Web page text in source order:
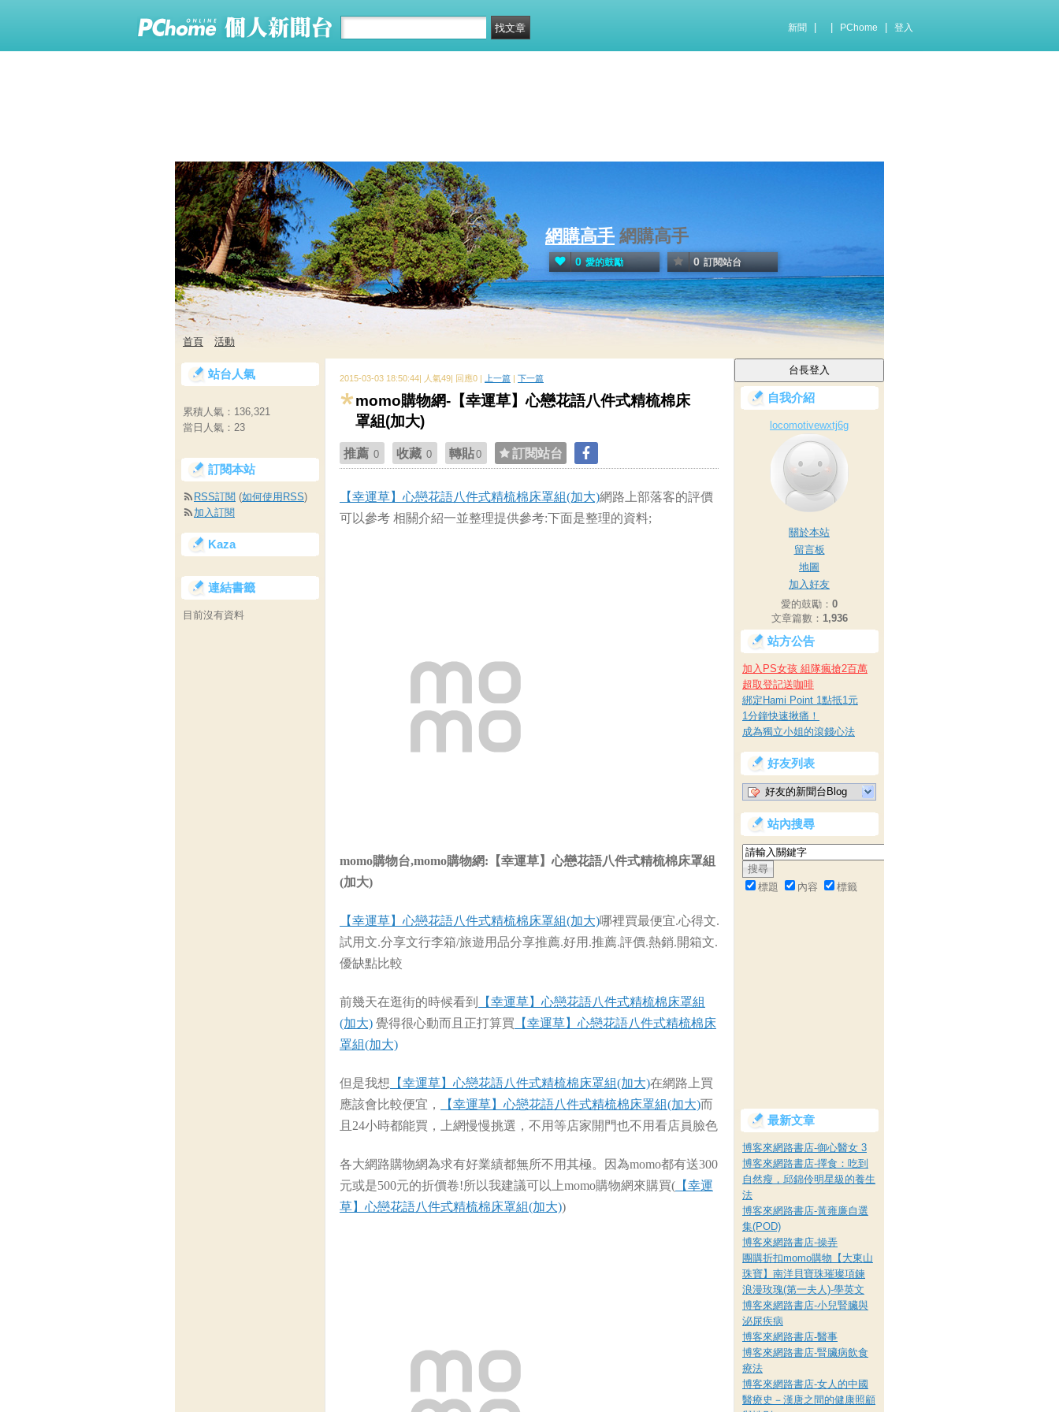
新聞 PChome 登入
網購高手 網購高手
0 愛的鼓勵 0 訂閱站台
首頁 活動
2015-03-03 18:50:44| 人氣49| 回應0 | 上一篇 | 下一篇
momo購物網-【幸運草】心戀花語八件式精梳棉床
罩組(加大)
推薦 0 收藏 0 轉貼0 訂閱站台
【幸運草】心戀花語八件式精梳棉床罩組(加大)網路上部落客的評價
可以參考 相關介紹一並整理提供參考:下面是整理的資料;
momo購物台,momo購物網:【幸運草】心戀花語八件式精梳棉床罩組
(加大)
【幸運草】心戀花語八件式精梳棉床罩組(加大)哪裡買最便宜.心得文.
試用文.分享文行李箱/旅遊用品分享推薦.好用.推薦.評價.熱銷.開箱文.
優缺點比較
前幾天在逛街的時候看到
【幸運草】心戀花語八件式精梳棉床罩組
(加大) 覺得很心動而且正打算買 【幸運草】心戀花語八件式精梳棉床
罩組(加大)
但是我想 【幸運草】心戀花語八件式精梳棉床罩組(加大)在網路上買
應該會比較便宜，
【幸運草】心戀花語八件式精梳棉床罩組(加大)而
且24小時都能買，上網慢慢挑選，不用等店家開門也不用看店員臉色
各大網路購物網為求有好業績都無所不用其極。因為momo都有送300
元或是500元的折價卷!所以我建議可以上momo購物網來購買( 【幸運
草】心戀花語八件式精梳棉床罩組(加大))
自我介紹
locomotivewxtj6g
關於本站
留言板
地圖
加入好友
愛的鼓勵： 0
文章篇數： 1,936
站方公告
加入PS女孩 組隊瘋搶2百萬
超取登記送咖啡
綁定Hami Point 1點抵1元
1分鐘快速揪痛！
成為獨立小姐的滾錢心法
好友列表
好友的新聞台Blog
站內搜尋
標題 內容 標籤
最新文章
博客來網路書店-御心醫女 3
博客來網路書店-擇食：吃到
自然瘦，邱錦伶明星級的養生
法
博客來網路書店-黃雍廉自選
集(POD)
博客來網路書店-操弄
團購折扣momo購物【大東山
珠寶】南洋貝寶珠璀璨項鍊
浪漫玫瑰(第一夫人)-學英文
博客來網路書店-小兒腎臟與
泌尿疾病
博客來網路書店-醫事
博客來網路書店-腎臟病飲食
療法
博客來網路書店-女人的中國
醫療史－漢唐之間的健康照顧
站台人氣
累積人氣： 136,321
當日人氣： 23
訂閱本站
RSS訂閱 (如何使用RSS)
加入訂閱
Kaza
連結書籤
目前沒有資料